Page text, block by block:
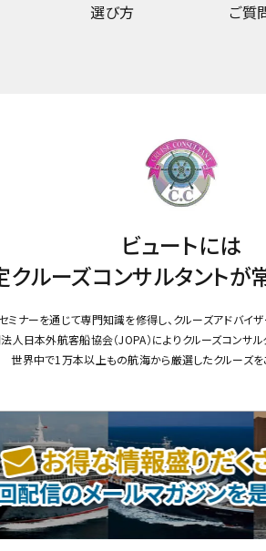
選び方
ご質
ビュートには
クルーズコンサルタントが
ミナーを通じて専門知識を修得し、クルーズアドバイ
人日本外航客船協会（JOPA）によりクルーズコンサ
世界中で1万本以上もの航海から厳選したクルーズを